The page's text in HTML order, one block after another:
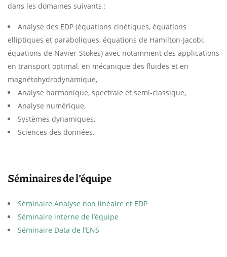
dans les domaines suivants :
Analyse des EDP (équations cinétiques, équations
elliptiques et paraboliques, équations de Hamilton-Jacobi,
équations de Navier-Stokes) avec notamment des applications
en transport optimal, en mécanique des fluides et en
magnétohydrodynamique,
Analyse harmonique, spectrale et semi-classique,
Analyse numérique,
Systèmes dynamiques,
Sciences des données.
Séminaires de l’équipe
Séminaire Analyse non linéaire et EDP
Séminaire interne de l’équipe
Séminaire Data de l’ENS